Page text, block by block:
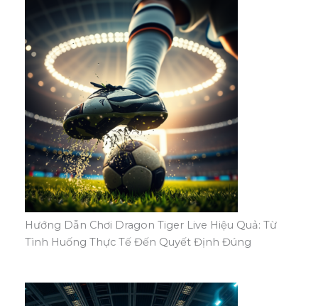
Hướng Dẫn Chơi Dragon Tiger Live Hiệu Quả: Từ
Tình Huống Thực Tế Đến Quyết Định Đúng